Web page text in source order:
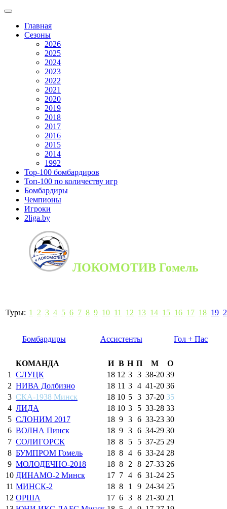
Главная
Сезоны
2026
2025
2024
2023
2022
2021
2020
2019
2018
2017
2016
2015
2014
1992
Top-100 бомбардиров
Топ-100 по количеству игр
Бомбардиры
Чемпионы
Игроки
2liga.by
ЛОКОМОТИВ Гомель
Туры: 1 2 3 4 5 6 7 8 9 10 11 12 13 14 15 16 17 18 19
Бомбардиры Ассистенты Гол + Пас
КОМАНДА И В Н П М
О
1
СЛУЦК 18 12 3 3 38-20 39
2 НИВА Долбизно 18 11 3 4 41-20 36
3 СКА-1938 Минск 18 10 5 3 37-20 35
4 ЛИДА 18 10 3 5 33-28 33
5 СЛОНИМ 2017 18 9 3 6 33-23 30
6 ВОЛНА Пинск 18 9 3 6 34-29 30
7 СОЛИГОРСК 18 8 5 5 37-25 29
8 БУМПРОМ Гомель 18 8 4 6 33-24 28
9 МОЛОДЕЧНО-2018 18 8 2 8 27-33 26
10 ДИНАМО-2 Минск 17 7 4 6 31-24 25
11 МИНСК-2 18 8 1 9 24-34 25
12 ОРША 17 6 3 8 21-30 21